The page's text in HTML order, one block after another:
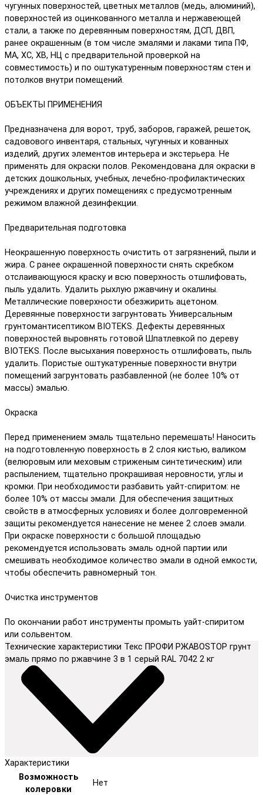
чугунных поверхностей, цветных металлов (медь, алюминий),
поверхностей из оцинкованного металла и нержавеющей
стали, а также по деревянным поверхностям, ДСП, ДВП,
ранее окрашенным (в том числе эмалями и лаками типа ПФ,
МА, ХС, ХВ, НЦ с предварительной проверкой на
совместимость) и по оштукатуренным поверхностям стен и
потолков внутри помещений.
ОБЪЕКТЫ ПРИМЕНЕНИЯ
Предназначена для ворот, труб, заборов, гаражей, решеток,
садовового инвентаря, стальных, чугунных и кованных
изделий, других элементов интерьера и экстерьера. Не
применять для окраски полов. Рекомендована для окраски в
детских дошкольных, учебных, лечебно-профилактических
учреждениях и других помещениях с предусмотренным
режимом влажной дезинфекции.
Предварительная подготовка
Неокрашенную поверхность очистить от загрязнений, пыли и
жира. С ранее окрашенной поверхности снять скребком
отслаивающуюся краску и всю поверхность отшлифовать,
пыль удалить. Удалить рыхлую ржавчину и окалины.
Металлические поверхности обезжирить ацетоном.
Деревянные поверхности загрунтовать Универсальным
грунтомантисептиком BIOTEKS. Дефекты деревянных
поверхностей выровнять готовой Шпатлевкой по дереву
BIOTEKS. После высыхания поверхность отшлифовать, пыль
удалить. Пористые оштукатуренные поверхности внутри
помещений загрунтовать разбавленной (не более 10% от
массы) эмалью.
Окраска
Перед применением эмаль тщательно перемешать! Наносить
на подготовленную поверхность в 2 слоя кистью, валиком
(велюровым или меховым стриженым синтетическим) или
распылением, тщательно прокрашивая неровности, углы и
кромки. При необходимости разбавить уайт-спиритом: не
более 10% от массы эмали. Для обеспечения защитных
свойств в атмосферных условиях и более долговременной
защиты рекомендуется нанесение не менее 2 слоев эмали.
При окраске поверхности с большой площадью
рекомендуется использовать эмаль одной партии или
смешивать необходимое количество эмали в одной емкости,
чтобы обеспечить равномерный тон.
Очистка инструментов
По окончании работ инструменты промыть уайт-спиритом
или сольвентом.
Технические характеристики Текс ПРОФИ РЖАВОSTOP грунт
эмаль прямо по ржавчине 3 в 1 серый RAL 7042 2 кг
Характеристики
Возможность
колеровки
Нет